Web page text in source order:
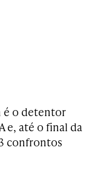
é o detentor
e, até o final da
confrontos